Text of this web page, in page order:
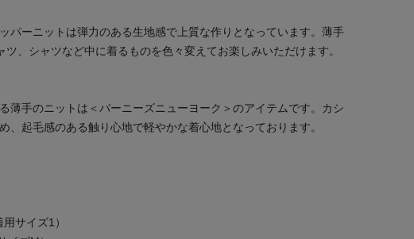
パーニットは弾力のある生地感で上質な作りとなっています。薄手
、シャツなど中に着るものを色々変えてお楽しみいただけます。
薄手のニットは＜バーニーズニューヨーク＞のアイテムです。カシ
、起毛感のある触り心地で軽やかな着心地となっております。
サイズ1）